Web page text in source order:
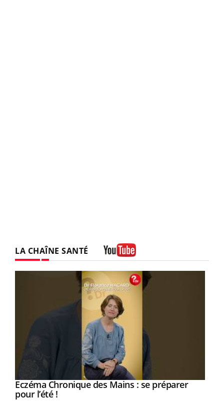
LA CHAÎNE SANTÉ
Youtube
Eczéma Chronique des Mains : se préparer
pour l’été !Youtube